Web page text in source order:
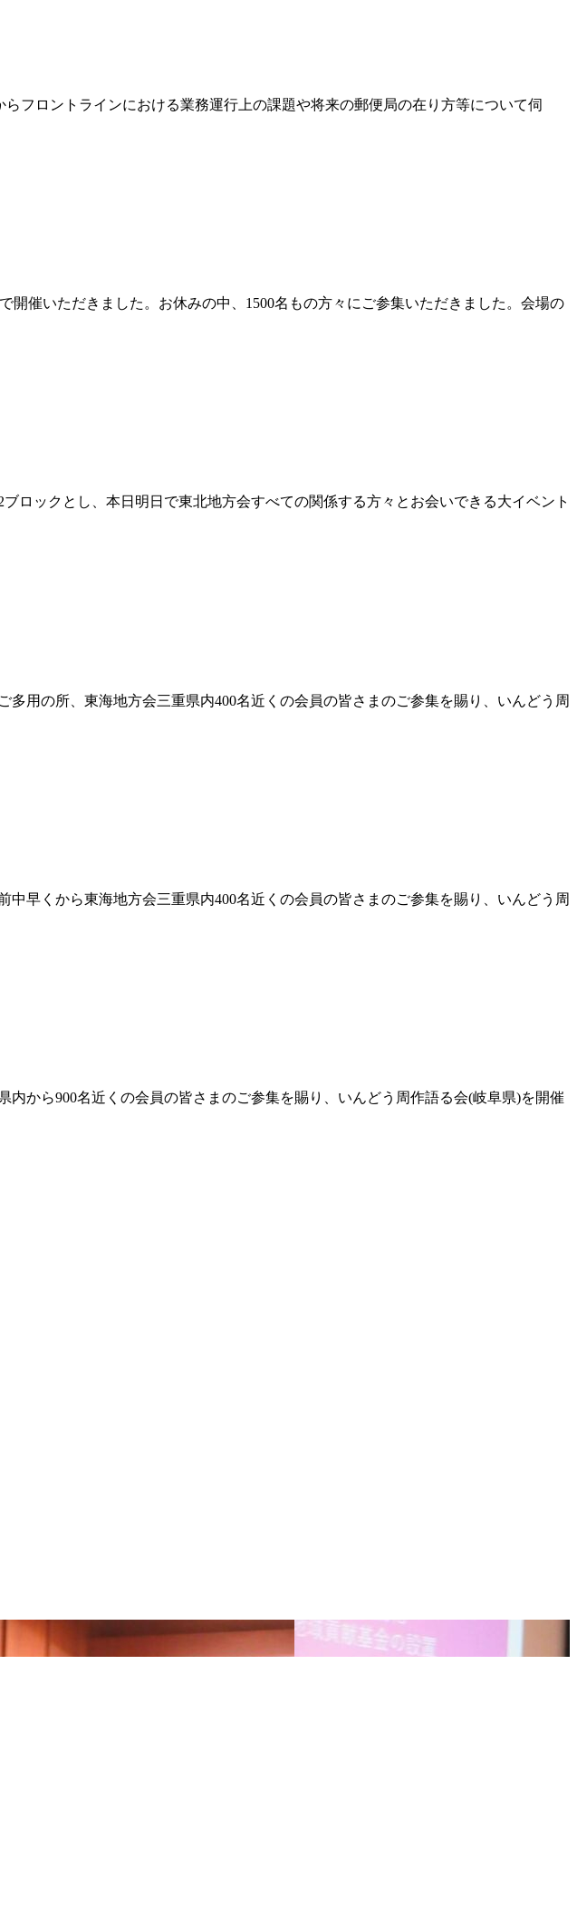
フロントラインにおける業務運行上の課題や将来の郵便局の在り方等について伺
開催いただきました。お休みの中、1500名もの方々にご参集いただきました。会場の
ロックとし、本日明日で東北地方会すべての関係する方々とお会いできる大イベント
用の所、東海地方会三重県内400名近くの会員の皆さまのご参集を賜り、いんどう周
早くから東海地方会三重県内400名近くの会員の皆さまのご参集を賜り、いんどう周
から900名近くの会員の皆さまのご参集を賜り、いんどう周作語る会(岐阜県)を開催